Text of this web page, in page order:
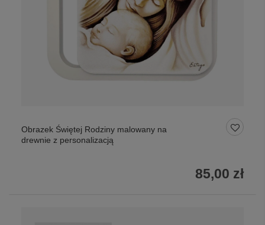
Obrazek Świętej Rodziny malowany na
drewnie z personalizacją
85,00 zł